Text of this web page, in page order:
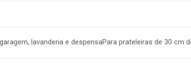
lavanderia e despensaPara prateleiras de 30 cm